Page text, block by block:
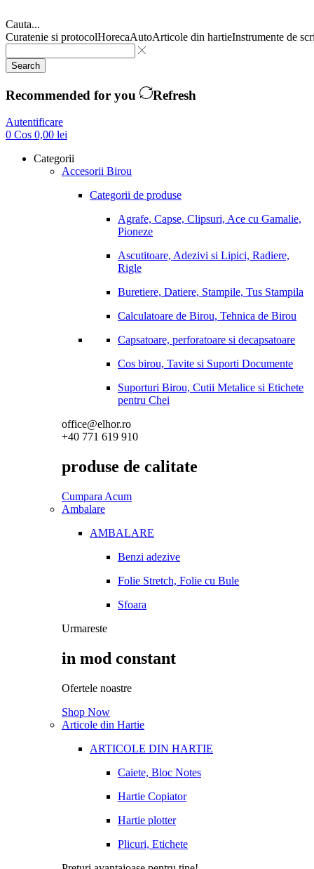
Cauta...
Curatenie si protocolHorecaAutoArticole din hartieInstrumente de
Search
Recommended for you Refresh
Autentificare
0 Cos 0,00 lei
Categorii
Accesorii Birou
Categorii de produse
Agrafe, Capse, Clipsuri, Ace cu Gamalie,
Pioneze
Ascutitoare, Adezivi si Lipici, Radiere,
Rigle
Buretiere, Datiere, Stampile, Tus Stampila
Calculatoare de Birou, Tehnica de Birou
Capsatoare, perforatoare si decapsatoare
Cos birou, Tavite si Suporti Documente
Suporturi Birou, Cutii Metalice si Etichete
pentru Chei
office@elhor.ro
+40 771 619 910
produse de calitate
Cumpara Acum
Ambalare
AMBALARE
Benzi adezive
Folie Stretch, Folie cu Bule
Sfoara
Urmareste
in mod constant
Ofertele noastre
Shop Now
Articole din Hartie
ARTICOLE DIN HARTIE
Caiete, Bloc Notes
Hartie Copiator
Hartie plotter
Plicuri, Etichete